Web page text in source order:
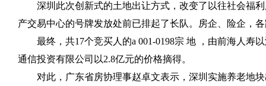
深圳此次创新式的土地出让方式，改变了以往社会福利
产交易中心的号牌发放处前已排起了长队。房企、险企，
最终，共17个竞买人的a 001-0198宗 地 ，由前海人寿以
通信投资有限公司以2.8亿元的价格摘得。
对此，广东省房协理事赵卓文表示，深圳实施养老地块